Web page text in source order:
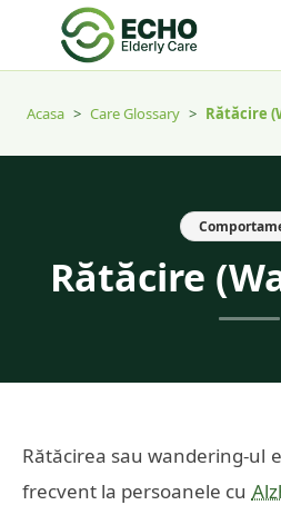
Acasa > Care Glossary > Rătăcire
Rătăcire
Rătăcirea sau wandering-ul
frecvent la persoanele cu